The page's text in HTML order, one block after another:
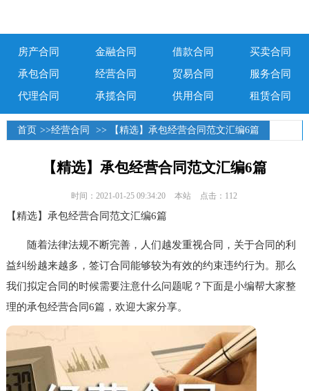
房产合同 金融合同 借款合同
买卖合同
承包合同
经营合同 贸易合同
服务合同
代理合同
承揽合同 供用合同 租赁合同
首页 >>经营合同 >> 【精选】承包经营合同范文汇编6篇
【精选】承包经营合同范文汇编6篇
时间：2021-01-25 09:34:20 本站 点击：112
【精选】承包经营合同范文汇编6篇
随着法律法规不断完善，人们越发重视合同，关于合同的利
益纠纷越来越多，签订合同能够较为有效的约束违约行为。那么
我们拟定合同的时候需要注意什么问题呢？下面是小编帮大家整
理的承包经营合同6篇，欢迎大家分享。